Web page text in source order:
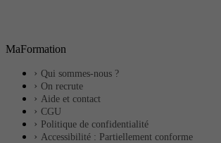
MaFormation
Qui sommes-nous ?
On recrute
Aide et contact
CGU
Politique de confidentialité
Accessibilité : Partiellement conforme